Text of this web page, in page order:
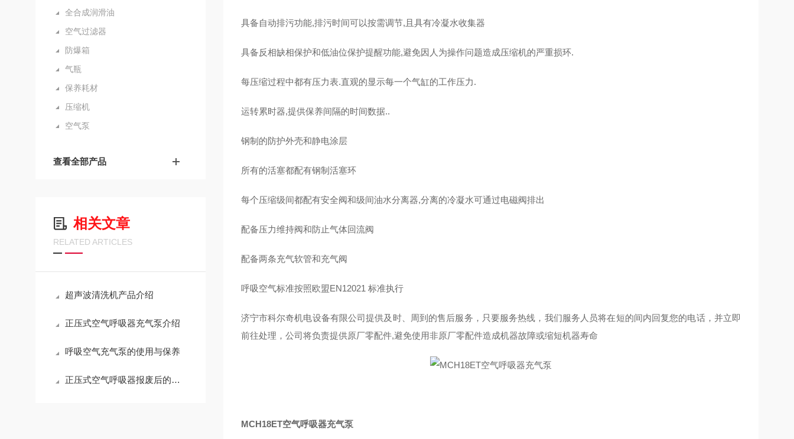
全合成润滑油
空气过滤器
防爆箱
气瓶
保养耗材
压缩机
空气泵
查看全部产品
相关文章
RELATED ARTICLES
超声波清洗机产品介绍
正压式空气呼吸器充气泵介绍
呼吸空气充气泵的使用与保养
正压式空气呼吸器报废后的处理方法
具备自动排污功能,排污时间可以按需调节,且具有冷凝水收集器
具备反相缺相保护和低油位保护提醒功能,避免因人为操作问题造成压缩机的严重损环.
每压缩过程中都有压力表.直观的显示每一个气缸的工作压力.
运转累时器,提供保养间隔的时间数据..
钢制的防护外壳和静电涂层
所有的活塞都配有钢制活塞环
每个压缩级间都配有安全阀和级间油水分离器,分离的冷凝水可通过电磁阀排出
配备压力维持阀和防止气体回流阀
配备两条充气软管和充气阀
呼吸空气标准按照欧盟EN12021 标准执行
济宁市科尔奇机电设备有限公司提供及时、周到的售后服务，只要服务热线，我们服务人员将在短的间内回复您的电话，并立即
前往处理，公司将负责提供原厂零配件,避免使用非原厂零配件造成机器故障或缩短机器寿命
MCH18ET空气呼吸器充气泵